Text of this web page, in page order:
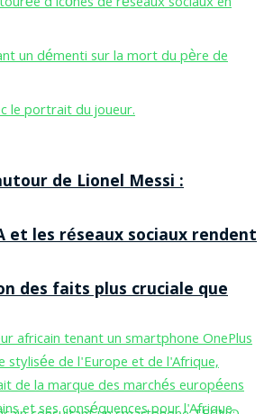
de Lionel Messi :
et les réseaux sociaux rendent
des faits plus cruciale que